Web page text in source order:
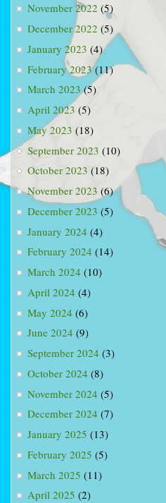
November 2022 (5)
December 2022 (5)
January 2023 (4)
February 2023(11)
March 2023(5)
April 2023 (5)
May 2023 (18)
September 2023 (10)
October 2023 (18)
November 2023 (6)
December 2023 (5)
January 2024 (4)
February 2024 (14)
March 2024 (10)
April 2024 (4)
May 2024 (6)
June 2024 (9)
September 2024 (3)
October 2024 (8)
November 2024 (5)
December 2024 (7)
January 2025 (13)
February 2025 (5)
March 2025 (11)
April 2025 (2)